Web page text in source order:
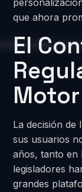
que ahora
El
La decisión de
sus usuarios
años, tanto en
legisladores
grandes